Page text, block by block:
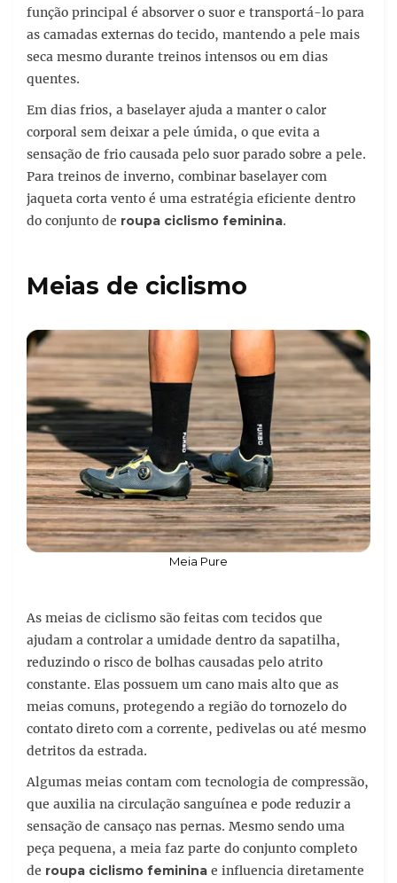
função principal é absorver o suor e transportá-lo para
as camadas externas do tecido, mantendo a pele mais
seca mesmo durante treinos intensos ou em dias
quentes.
Em dias frios, a baselayer ajuda a manter o calor
corporal sem deixar a pele úmida, o que evita a
sensação de frio causada pelo suor parado sobre a pele.
Para treinos de inverno, combinar baselayer com
jaqueta corta vento é uma estratégia eficiente dentro
do conjunto de roupa ciclismo feminina.
Meias de ciclismo
Meia Pure
As meias de ciclismo são feitas com tecidos que
ajudam a controlar a umidade dentro da sapatilha,
reduzindo o risco de bolhas causadas pelo atrito
constante. Elas possuem um cano mais alto que as
meias comuns, protegendo a região do tornozelo do
contato direto com a corrente, pedivelas ou até mesmo
detritos da estrada.
Algumas meias contam com tecnologia de compressão,
que auxilia na circulação sanguínea e pode reduzir a
sensação de cansaço nas pernas. Mesmo sendo uma
peça pequena, a meia faz parte do conjunto completo
de roupa ciclismo feminina e influencia diretamente